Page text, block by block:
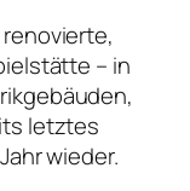
– in
letztes
wieder.